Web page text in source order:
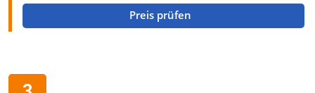
Preis prüfen